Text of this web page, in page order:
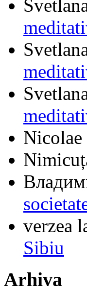
verzea
Sibiu
Arhiva